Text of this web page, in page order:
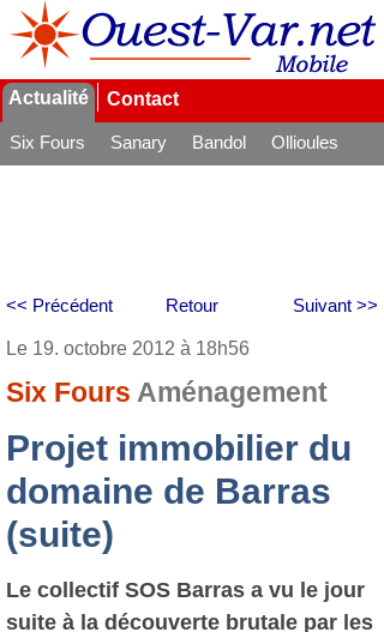
Actualité Contact
Six Fours Sanary Bandol
Ollioules
Retour
<< Précédent Suivant >>
Le 19. octobre 2012 à 18h56
Six Fours Aménagement
Projet immobilier du
domaine de Barras
(suite)
Le collectif SOS Barras a vu le jour
suite à la découverte brutale par les